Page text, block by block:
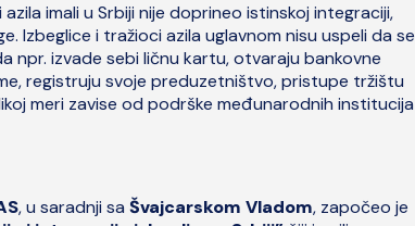
imali u Srbiji nije doprineo istinskoj integraciji,
Izbeglice i tražioci azila uglavnom nisu uspeli da se
npr. izvade sebi ličnu kartu, otvaraju bankovne
registruju svoje preduzetništvo, pristupe tržištu
meri zavise od podrške međunarodnih institucija
, u saradnji sa Švajcarskom Vladom, započeo je